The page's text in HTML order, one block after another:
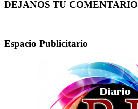
DEJANOS TU COMENTARIO
Espacio Publicitario